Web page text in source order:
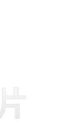
资质荣誉